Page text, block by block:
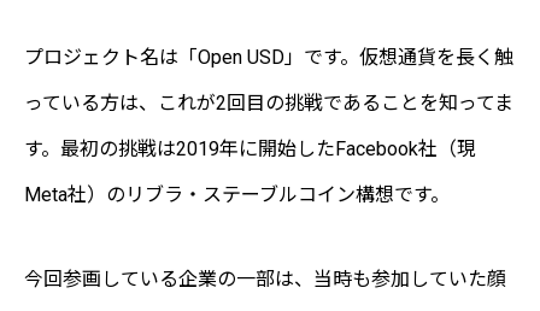
プロジェクト名は「Open USD」です。仮想通貨を長く触
っている方は、これが2回目の挑戦であることを知ってま
す。最初の挑戦は2019年に開始したFacebook社（現
Meta社）のリブラ・ステーブルコイン構想です。
今回参画している企業の一部は、当時も参加していた顔